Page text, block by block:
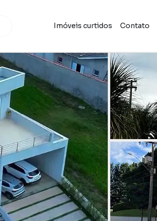
Imóveis curtidos Contato